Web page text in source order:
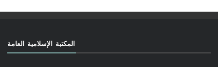
المكتبة الإسلامية العامة